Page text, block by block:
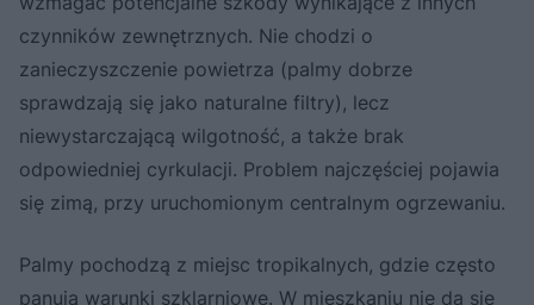
czynników zewnętrznych. Nie chodzi o
zanieczyszczenie powietrza (palmy dobrze
sprawdzają się jako naturalne filtry), lecz
niewystarczającą wilgotność, a także brak
odpowiedniej cyrkulacji. Problem najczęściej pojawia
się zimą, przy uruchomionym centralnym ogrzewaniu.
Palmy pochodzą z miejsc tropikalnych, gdzie często
panują warunki szklarniowe. W mieszkaniu nie da się